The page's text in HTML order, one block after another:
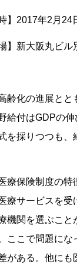
】2017年2月24
】新大阪丸ビル
齢化の進展とと
給付はGDPの
を採りつつも、
療保険制度の
療サービスを
機関を選ぶこ
ここで問題にな
がある。他にも